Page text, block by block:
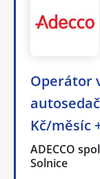
Operátor
Kč/měsíc
ADECCO
Solnice